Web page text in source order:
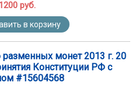
1200 руб.
в корзину
разменных монет 2013 г. 20
Конституции РФ с
#15604568